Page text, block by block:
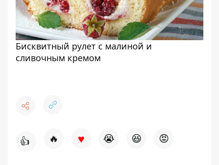
Бисквитный рулет с малиной и
сливочным кремом
👍 🔥 ♥ 😭 😆 😡